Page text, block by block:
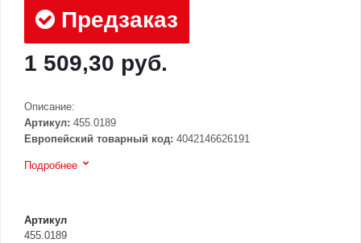
Предзаказ
1 509,30 руб.
Описание:
Артикул: 455.0189
Европейский товарный код: 4042146626191
Подробнее
Артикул
455.0189